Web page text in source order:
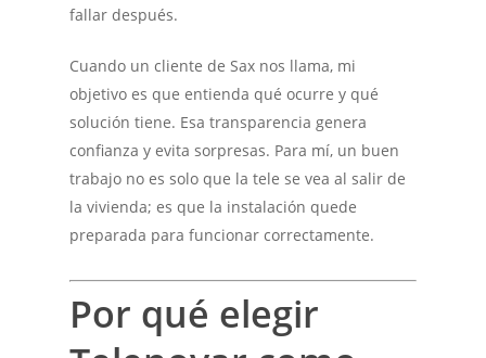
fallar después.
Cuando un cliente de Sax nos llama, mi
objetivo es que entienda qué ocurre y qué
solución tiene. Esa transparencia genera
confianza y evita sorpresas. Para mí, un buen
trabajo no es solo que la tele se vea al salir de
la vivienda; es que la instalación quede
preparada para funcionar correctamente.
Por qué elegir